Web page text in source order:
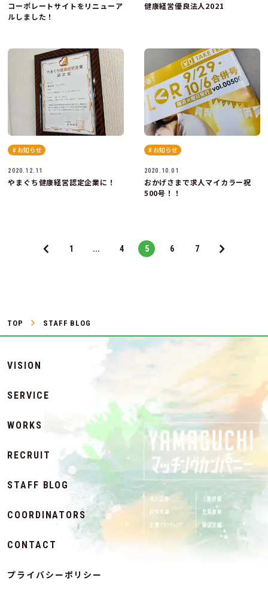
コーポレートサイトをリニューア
ルしました！
健康経営優良法人2021
# お知らせ
2020.12.11
やまぐち健康経営認定企業に！
# お知らせ
2020.10.01
おかげさまで求人マイカラー祝
500号！！
1 ... 4 5 6 7
TOP STAFF BLOG
VISION
SERVICE
WORKS
RECRUIT
STAFF BLOG
COORDINATORS
CONTACT
プライバシーポリシー